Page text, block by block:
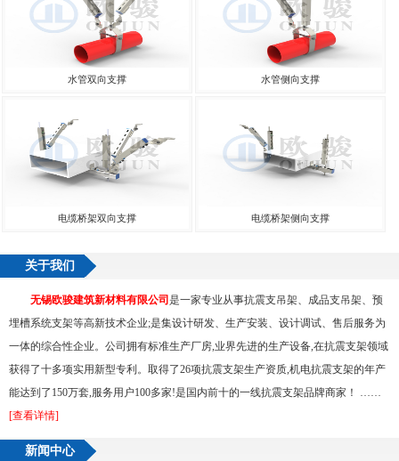
水管双向支撑 水管侧向支撑
电缆桥架双向支撑 电缆桥架侧向支撑
关于我们
无锡欧骏建筑新材料有限公司 是一家专业从事抗震支吊架、成品支吊架、预
埋槽系统支架等高新技术企业;是集设计研发、生产安装、设计调试、售后服务为
一体的综合性企业。公司拥有标准生产厂房,业界先进的生产设备,在抗震支架领域
获得了十多项实用新型专利。取得了26项抗震支架生产资质,机电抗震支架的年产
能达到了150万套,服务用户100多家!是国内前十的一线抗震支架品牌商家！ ……
[查看详情]
新闻中心